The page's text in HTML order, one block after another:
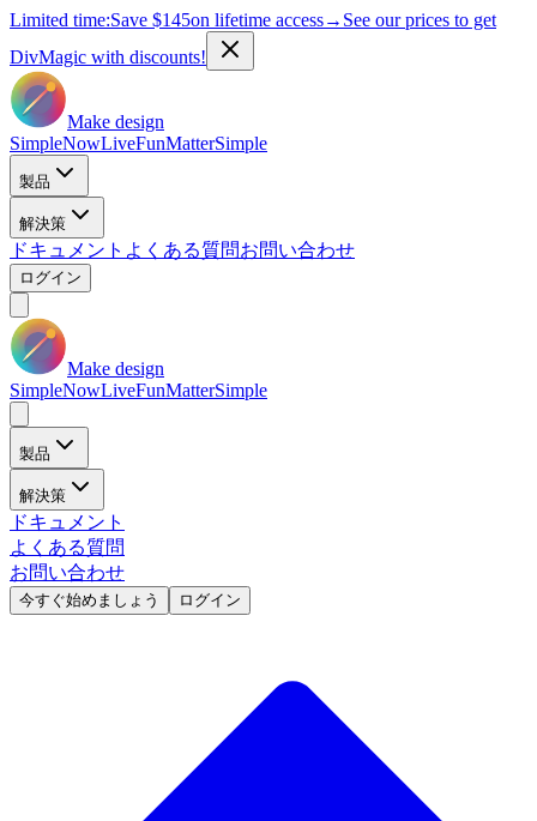
Limited time:Save $145on lifetime access→ See our prices to get
DivMagic with discounts!
Make design
SimpleNowLiveFunMatterSimple
製品
解決策
ドキュメント よくある質問お問い合わせ
ログイン
Make design
SimpleNowLiveFunMatterSimple
製品
解決策
ドキュメント
よくある質問
お問い合わせ
今すぐ始めましょう ログイン